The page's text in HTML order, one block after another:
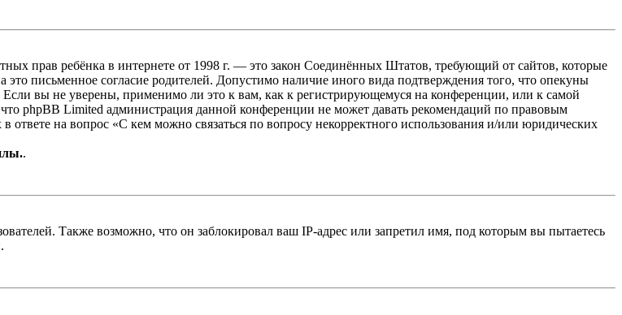
прав ребёнка в интернете от 1998 г. — это закон Соединённых Штатов, требующий от сайтов, которые
письменное согласие родителей. Допустимо наличие иного вида подтверждения того, что опекуны
вы не уверены, применимо ли это к вам, как к регистрирующемуся на конференции, или к самой
phpBB Limited администрация данной конференции не может давать рекомендаций по правовым
на вопрос «С кем можно связаться по вопросу некорректного использования и/или юридических
.
Также возможно, что он заблокировал ваш IP-адрес или запретил имя, под которым вы пытаетесь